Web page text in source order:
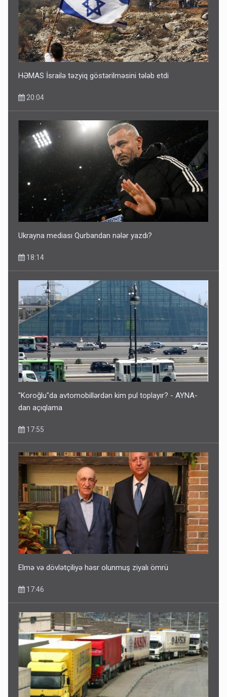
HƏMAS İsrailə təzyiq göstərilməsini tələb etdi
20:04
Ukrayna mediası Qurbandan nələr yazdı?
18:14
"Koroğlu"da avtomobillərdən kim pul toplayır? - AYNA-
dan açıqlama
17:55
Elmə və dövlətçiliyə həsr olunmuş ziyalı ömrü
17:46